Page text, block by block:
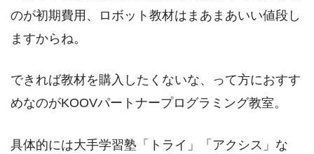
のが初期費用、ロボット教材はまあまあいい値段し
ますからね。
できれば教材を購入したくないな、って方におすす
めなのがKOOVパートナープログラミング教室。
具体的には大手学習塾「トライ」「アクシス」な